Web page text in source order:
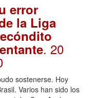
error
la Liga
. 20
sostenerse. Hoy
Varios han sido los